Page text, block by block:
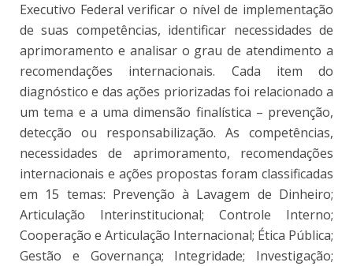
Executivo Federal verificar o nível de implementação
de suas competências, identificar necessidades de
aprimoramento e analisar o grau de atendimento a
recomendações internacionais. Cada item do
diagnóstico e das ações priorizadas foi relacionado a
um tema e a uma dimensão finalística – prevenção,
detecção ou responsabilização. As competências,
necessidades de aprimoramento, recomendações
internacionais e ações propostas foram classificadas
em 15 temas: Prevenção à Lavagem de Dinheiro;
Articulação Interinstitucional; Controle Interno;
Cooperação e Articulação Internacional; Ética Pública;
Gestão e Governança; Integridade; Investigação;